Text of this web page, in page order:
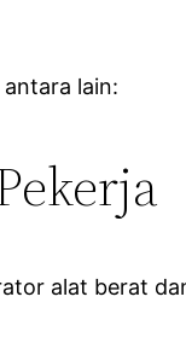
lain:
alat berat